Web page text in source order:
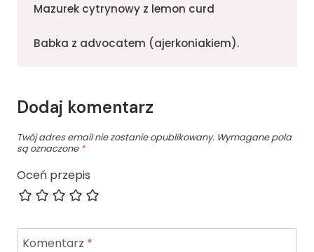
Mazurek cytrynowy z lemon curd
Babka z advocatem (ajerkoniakiem).
Dodaj komentarz
Twój adres email nie zostanie opublikowany. Wymagane pola
są oznaczone *
Oceń przepis
Komentarz *